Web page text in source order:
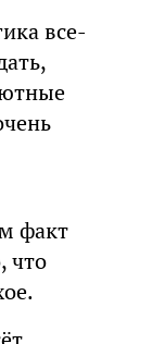
все-
факт
что